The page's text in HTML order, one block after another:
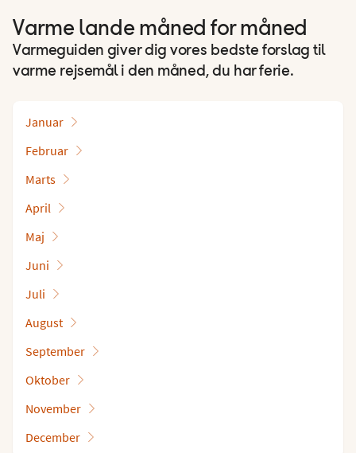
Varme lande måned for måned
Varmeguiden giver dig vores bedste forslag til
varme rejsemål i den måned, du har ferie.
Januar
Februar
Marts
April
Maj
Juni
Juli
August
September
Oktober
November
December